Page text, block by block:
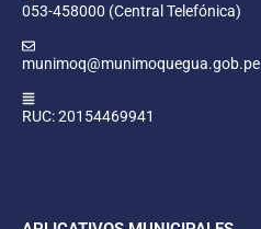
053-458000 (Central Telefónica)
munimoq@munimoquegua.gob.pe
RUC: 20154469941